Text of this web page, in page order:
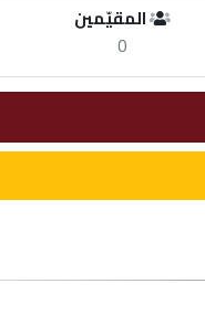
المقيّمين
0